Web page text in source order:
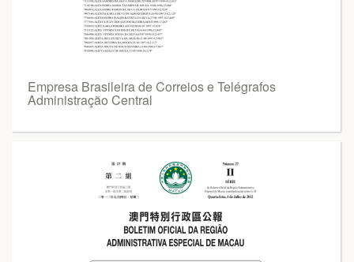
Empresa Brasileira de Correios e Telégrafos
Administração Central